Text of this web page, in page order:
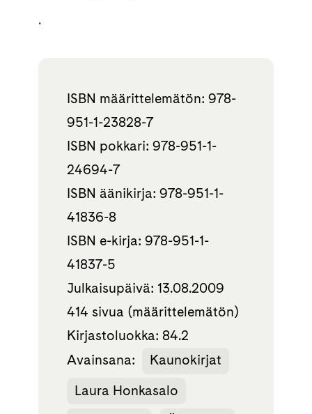
.
ISBN määrittelemätön: 978-
951-1-23828-7
ISBN pokkari: 978-951-1-
24694-7
ISBN äänikirja: 978-951-1-
41836-8
ISBN e-kirja: 978-951-1-
41837-5
Julkaisupäivä: 13.08.2009
414 sivua (määrittelemätön)
Kirjastoluokka: 84.2
Avainsana:
Kaunokirjat
Laura Honkasalo